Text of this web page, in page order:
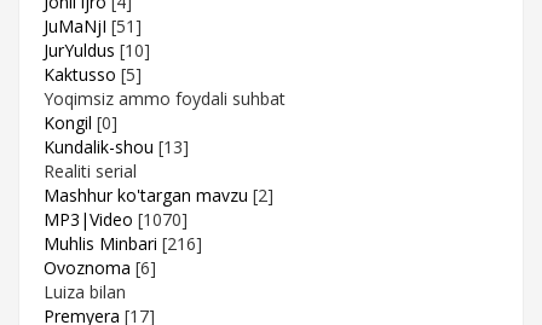
JuMaNjI [51]
JurYuldus [10]
Kaktusso [5]
Yoqimsiz ammo foydali suhbat
Kongil [0]
Kundalik-shou [13]
Realiti serial
Mashhur ko'targan mavzu [2]
MP3|Video [1070]
Muhlis Minbari [216]
Ovoznoma [6]
Luiza bilan
Premyera [17]